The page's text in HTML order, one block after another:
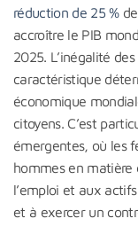
réduction de 25 %
accroître le PIB
2025. L’inégalité
caractéristique
économique
citoyens. C’est
émergentes, où les
hommes en matière
l’emploi et aux
et à exercer un